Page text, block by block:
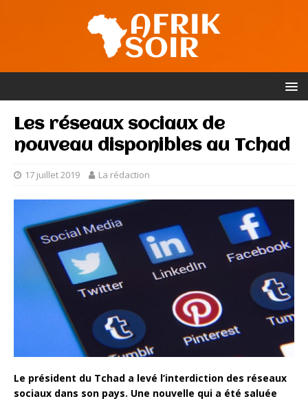
Les réseaux sociaux de
nouveau disponibles au Tchad
17 juillet 2019 La rédaction
Le président du Tchad a levé l’interdiction des réseaux
sociaux dans son pays. Une nouvelle qui a été saluée